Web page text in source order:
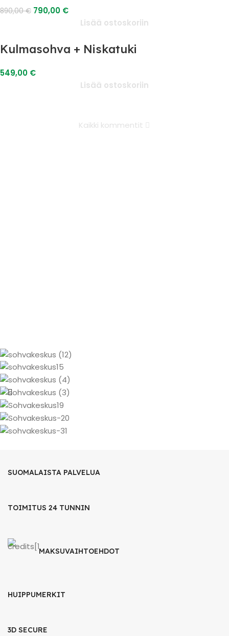
890,00€ 790,00 €
Lisää ostoskoriin
Kulmasohva + Niskatuki
549,00 €
Lisää ostoskoriin
Kaikki kommentit
SUOMALAISTA PALVELUA
TOIMITUS 24 TUNNIN
MAKSUVAIHTOEHDOT
HUIPPUMERKIT
3D SECURE